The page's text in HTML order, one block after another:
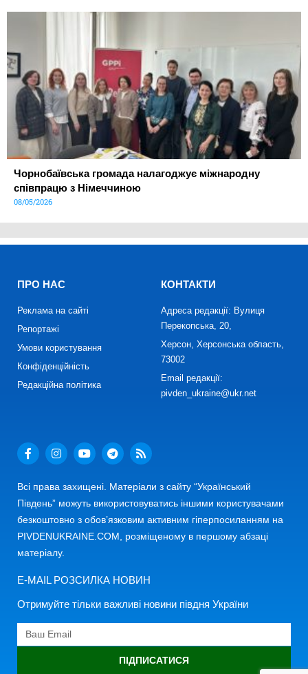
Чорнобаївська громада налагоджує міжнародну
співпрацю з Німеччиною
08/05/2026
ПРО НАС
Реклама на сайті
Репортажі
Умови користування
Конфіденційність
Редакційна політика
КОНТАКТИ
Адреса редакції: Вулиця
Перекопська, 20,
Херсон, Херсонська область,
73002
Email редакції:
pivden_ukraine@ukr.net
Всі права захищені. Матеріали з сайту “Український
Південь” можуть використовуватись іншими користувачами
безкоштовно з обов’язковим активним гіперпосиланням на
PIVDENUKRAINE.COM, розміщеному в першому абзаці
матеріалу.
E-MAIL РОЗСИЛКА НОВИН
Отримуйте тільки важливі новини півдня України
ПІДПИСАТИСЯ